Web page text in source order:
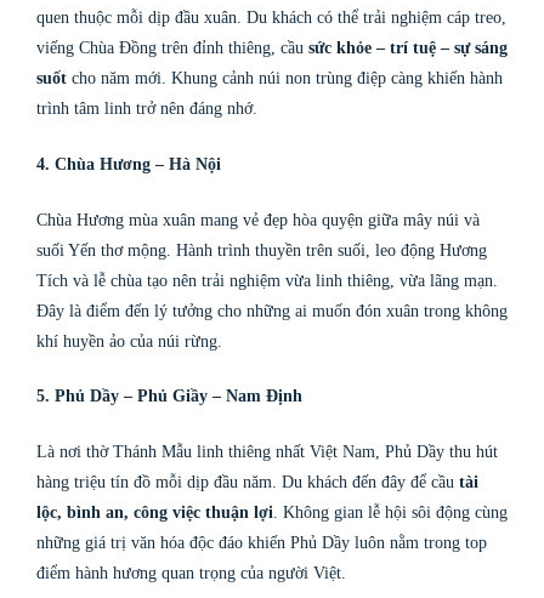
quen thuộc mỗi dịp đầu xuân. Du khách có thể trải nghiệm cáp treo,
viếng Chùa Đồng trên đỉnh thiêng, cầu sức khỏe – trí tuệ – sự sáng
suốt cho năm mới. Khung cảnh núi non trùng điệp càng khiến hành
trình tâm linh trở nên đáng nhớ.
4. Chùa Hương – Hà Nội
Chùa Hương mùa xuân mang vẻ đẹp hòa quyện giữa mây núi và
suối Yến thơ mộng. Hành trình thuyền trên suối, leo động Hương
Tích và lễ chùa tạo nên trải nghiệm vừa linh thiêng, vừa lãng mạn.
Đây là điểm đến lý tưởng cho những ai muốn đón xuân trong không
khí huyền ảo của núi rừng.
5. Phủ Dầy – Phủ Giầy – Nam Định
Là nơi thờ Thánh Mẫu linh thiêng nhất Việt Nam, Phủ Dầy thu hút
hàng triệu tín đồ mỗi dịp đầu năm. Du khách đến đây để cầu tài
lộc, bình an, công việc thuận lợi. Không gian lễ hội sôi động cùng
những giá trị văn hóa độc đáo khiến Phủ Dầy luôn nằm trong top
điểm hành hương quan trọng của người Việt.